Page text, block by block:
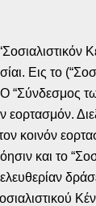
Εις το
“Σύνδεσμος
εορτασμόν.
κοινόν
και το
ελευθερίαν